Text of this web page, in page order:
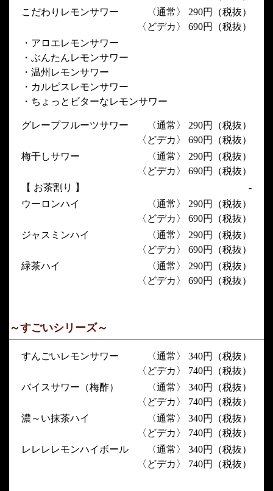
こだわりレモンサワー
〈通常〉 290円（税抜）
〈どデカ〉 690円（税抜）
・アロエレモンサワー
・ぶんたんレモンサワー
・温州レモンサワー
・カルピスレモンサワー
・ちょっとビターなレモンサワー
グレープフルーツサワー
〈通常〉 290円（税抜）
〈どデカ〉 690円（税抜）
梅干しサワー
〈通常〉 290円（税抜）
〈どデカ〉 690円（税抜）
【 お茶割り 】
-
ウーロンハイ
〈通常〉 290円（税抜）
〈どデカ〉 690円（税抜）
ジャスミンハイ
〈通常〉 290円（税抜）
〈どデカ〉 690円（税抜）
緑茶ハイ
〈通常〉 290円（税抜）
〈どデカ〉 690円（税抜）
～すごいシリーズ～
すんごいレモンサワー
〈通常〉 340円（税抜）
〈どデカ〉 740円（税抜）
バイスサワー（梅酢）
〈通常〉 340円（税抜）
〈どデカ〉 740円（税抜）
濃～い抹茶ハイ
〈通常〉 340円（税抜）
〈どデカ〉 740円（税抜）
レレレレモンハイボール
〈通常〉 340円（税抜）
〈どデカ〉 740円（税抜）